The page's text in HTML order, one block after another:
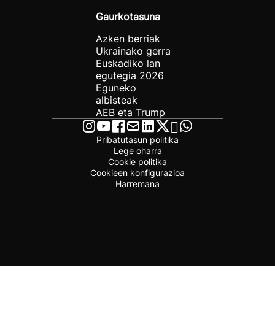
Gaurkotasuna
Azken berriak
Ukrainako gerra
Euskadiko lan
egutegia 2026
Eguneko
albisteak
AEB eta Trump
Pribatutasun politika
Lege oharra
Cookie politika
Cookieen konfigurazioa
Harremana